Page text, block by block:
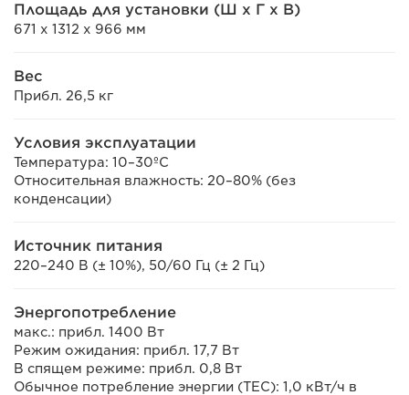
Площадь для установки (Ш x Г x В)
671 x 1312 x 966 мм
Вес
Прибл. 26,5 кг
Условия эксплуатации
Температура: 10–30ºC
Относительная влажность: 20–80% (без
конденсации)
Источник питания
220–240 В (± 10%), 50/60 Гц (± 2 Гц)
Энергопотребление
макс.: прибл. 1400 Вт
Режим ожидания: прибл. 17,7 Вт
В спящем режиме: прибл. 0,8 Вт
Обычное потребление энергии (TEC): 1,0 кВт/ч в